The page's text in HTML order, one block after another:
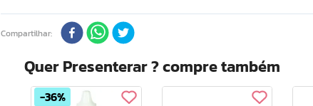
Compartilhar
Quer Presenterar ? compre também
36%